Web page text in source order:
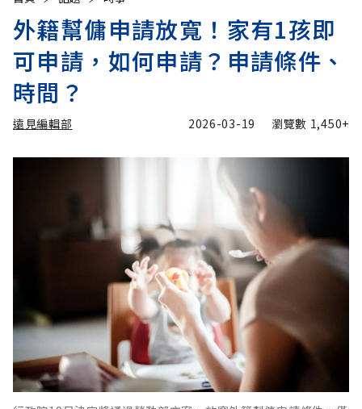
外籍幫傭申請放寬！家有1孩即
可申請，如何申請？申請條件、
時間？
遠見編輯部 2026-03-19 瀏覽數 1,450+